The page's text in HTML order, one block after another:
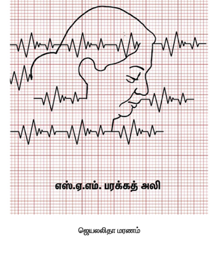
ஜெயலலிதா மரணம்